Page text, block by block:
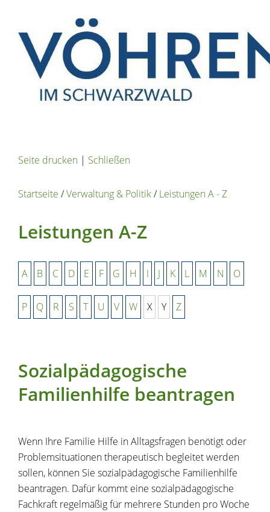
Seite drucken | Schließen
Startseite /Verwaltung & Politik/Leistungen A - Z
Leistungen A-Z
A B C D E F G H I J K L M N O
P Q R S T U V W X Y Z
Sozialpädagogische
Familienhilfe beantragen
Wenn Ihre Familie Hilfe in Alltagsfragen benötigt oder
Problemsituationen therapeutisch begleitet werden
sollen, können Sie sozialpädagogische Familienhilfe
beantragen. Dafür kommt eine sozialpädagogische
Fachkraft regelmäßig für mehrere Stunden pro Woche